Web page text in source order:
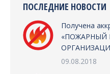
ПОСЛЕДНИЕ НОВОСТИ
Получена
«ПОЖАРНЫЙ
09.08.2018